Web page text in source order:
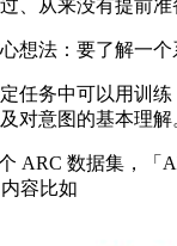
、从来没有提前准
法：要了解一个
中可以用训练「
对意图的基本理解
数据集，「
容比如